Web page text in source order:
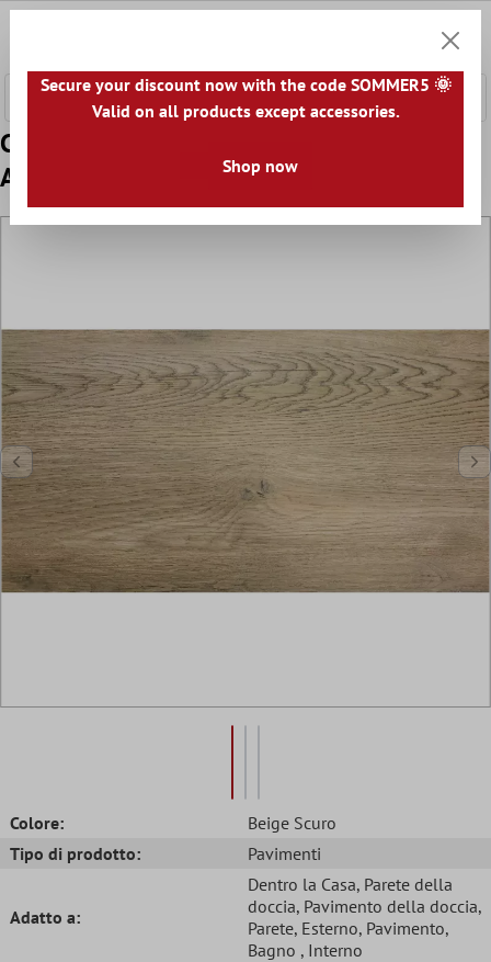
Campione Piastrelle Legno Ottica
Alexandria Beige Scuro 30x60cm
Colore:
Beige Scuro
Tipo di prodotto:
Pavimenti
Adatto a:
Dentro la Casa, Parete della
doccia, Pavimento della doccia,
Parete, Esterno, Pavimento,
Bagno , Interno
Secure your discount now with the code SOMMER5 🌞
Valid on all products except accessories.
Shop now